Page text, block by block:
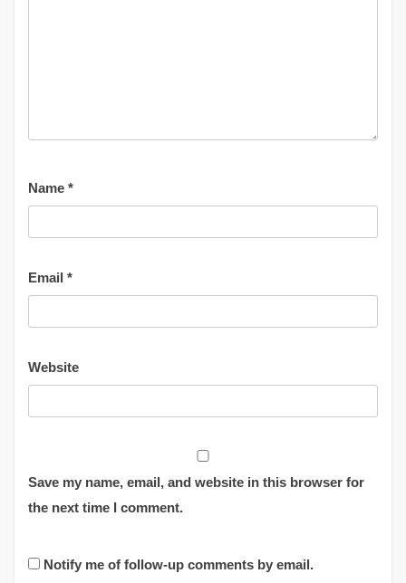
Name *
Email *
Website
Save my name, email, and website in this browser for
the next time I comment.
Notify me of follow-up comments by email.